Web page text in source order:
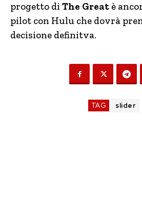
progetto di The Great è
pilot con Hulu che dovrà
decisione definitva.
TAG slider